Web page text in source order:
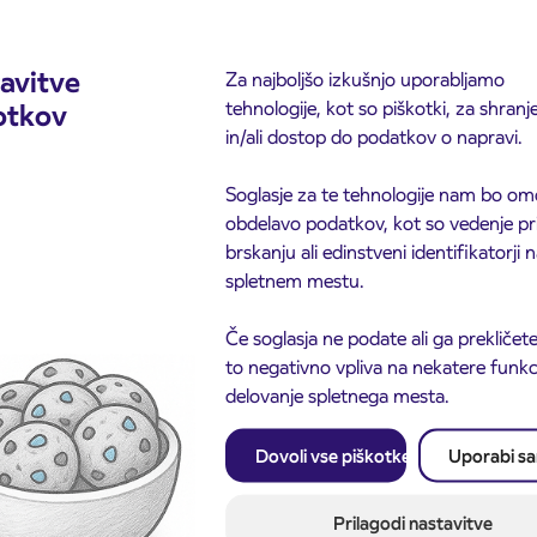
Za najboljšo izkušnjo uporabljamo
tehnologije, kot so piškotki, za
in/ali dostop do podatkov o napravi.
Soglasje za te tehnologije nam bo
obdelavo podatkov, kot so vedenje
brskanju ali edinstveni identifikatorji
spletnem mestu.
Če soglasja ne podate ali ga
to negativno vpliva na nekatere
delovanje spletnega mesta.
Dovoli vse piškotke Uporabi
Prilagodi nastavitve
2026 dijaških
IJPP
3. 8. 2026
Obvestilo o popolni
Kranj